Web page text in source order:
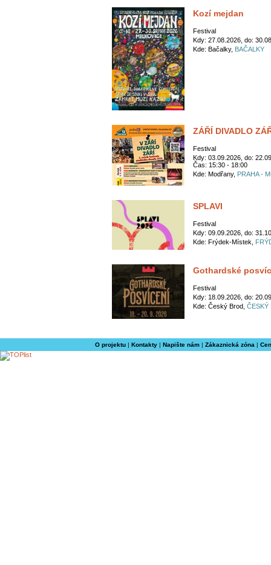
Kozí mejdan
Festival
Kdy: 27.08.2026, do:
Kde: Bačalky, BAČALKY
ZÁŘÍ DIVADLO
Festival
Kdy: 03.09.2026, do:
Čas: 15:30 - 18:00
Kde: Modřany, PRAHA -
SPLAVI
Festival
Kdy: 09.09.2026, do:
Kde: Frýdek-Místek,
Gothardské
Festival
Kdy: 18.09.2026, do:
Kde: Český Brod, ČESKÝ
O projektu| Kontakty| Napište nám| Zákaznická zóna |